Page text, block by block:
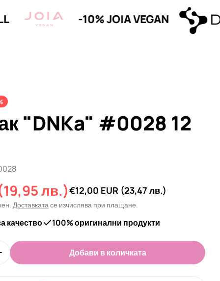
-10% JOIA VEGAN
"DNKa" #0028 12
лв.)€12,00 EUR(23,47 лв.)
Доставкатасе изчислява при плащане.
качество 100% оригинални продукти
за Гел лак &quot;DNKa&quot; #0028
количеството за Гел лак
Добави в количката